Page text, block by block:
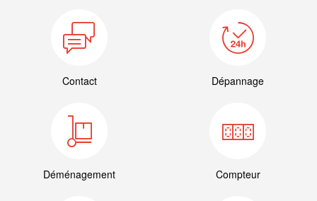
Contact Dépannage
Déménagement Compteur